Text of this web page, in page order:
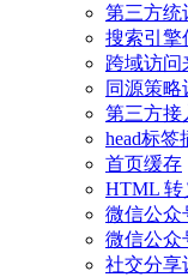
第三方统
搜索引擎
跨域访问
同源策略
第三方接
head标签
首页缓存
HTML 转
微信公众
微信公众
社交分享